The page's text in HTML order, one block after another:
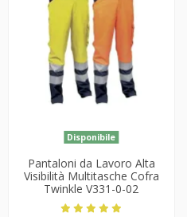
Disponibile
Pantaloni da Lavoro Alta
Visibilità Multitasche Cofra
Twinkle V331-0-02